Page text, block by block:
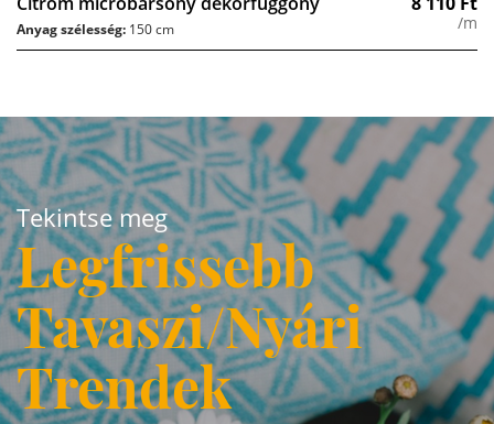
/m
Anyag szélesség: 150 cm
Tekintse meg
Legfrissebb
Tavaszi/Nyári
Trendek